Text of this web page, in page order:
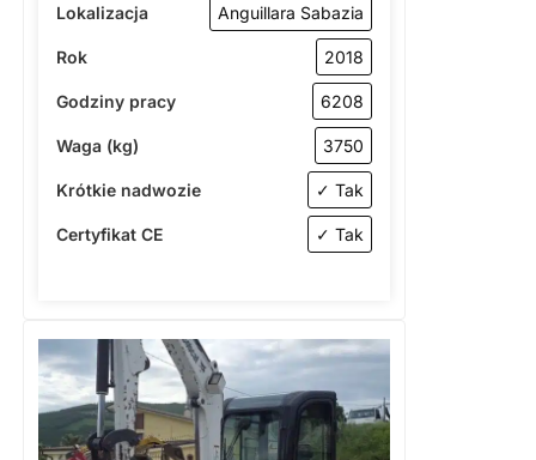
Lokalizacja Anguillara Sabazia
Rok 2018
Godziny pracy 6208
Waga (kg) 3750
Krótkie nadwozie ✓ Tak
Certyfikat CE ✓ Tak